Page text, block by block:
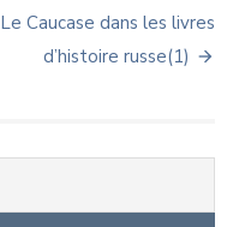
Le Caucase dans les livres
d’histoire russe(1)